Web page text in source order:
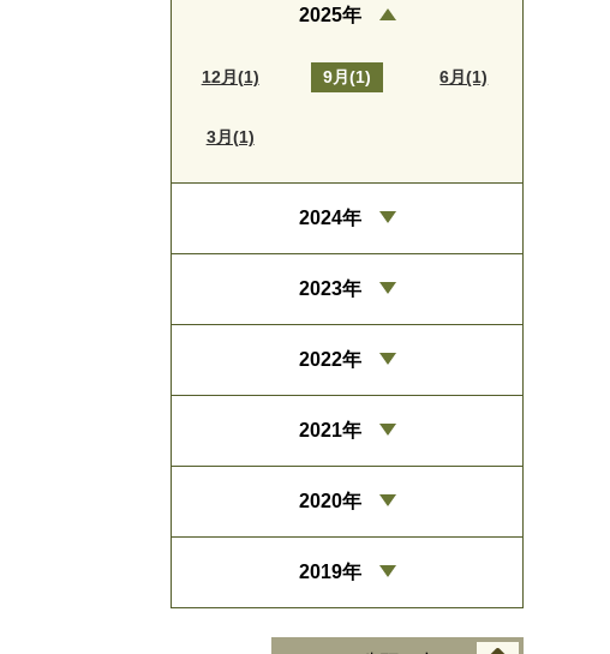
2025年
12月(1) 9月(1) 6月(1)
3月(1)
2024年
2023年
2022年
2021年
2020年
2019年